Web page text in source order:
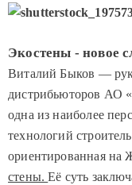
Экостены - новое
Виталий Быков —
дистрибьюторов АО
одна из наиболее
технологий
ориентированная
стены.Её суть